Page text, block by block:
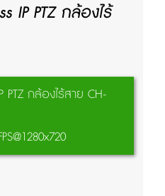
IP PTZ กล้องไร้
PTZ กล้องไร้สาย CH-